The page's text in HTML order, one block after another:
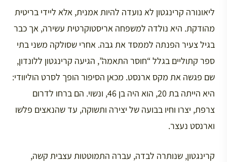
ליאונורה קרינגטון לא נועדה להיות אמנית, אלא ליידי בריטית
מהודקת. היא נולדה למשפחה אריסטוקרטית עשירה, אך כבר
בגיל צעיר הפנתה לממסד את גבה. אחרי שסולקה משני בתי
ספר קתוליים בגלל “חוסר התאמה”, הגיעה קרינגטון ללונדון,
שם פגשה את מקס ארנסט. מכאן הסיפור הופך לסרט הוליוודי:
היא הייתה בת 20, הוא היה בן 46, ונשוי. הם ברחו לדרום
צרפת, יצרו וחיו בבועה של יצירה ותשוקה, עד שהנאצים פלשו
וארנסט נעצר.
קרינגטון, שנותרה לבדה, עברה התמוטטות עצבית קשה,